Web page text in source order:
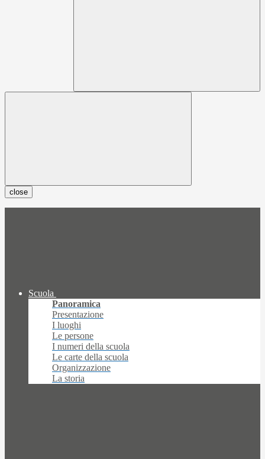
close
Scuola
Panoramica
Presentazione
I luoghi
Le persone
I numeri della scuola
Le carte della scuola
Organizzazione
La storia